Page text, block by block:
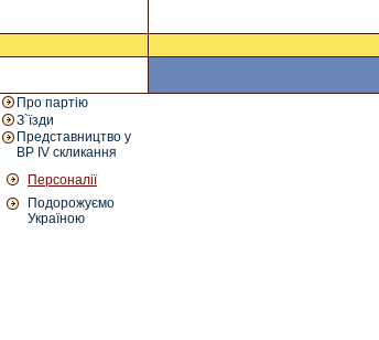
Про партію
З`їзди
Представництво у
ВР IV скликання
Персоналії
Подорожуємо
Україною